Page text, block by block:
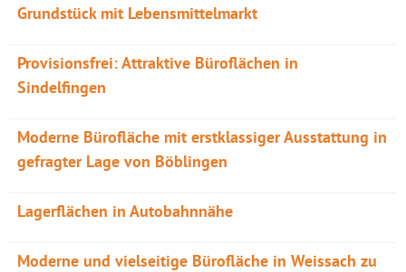
Grundstück mit Lebensmittelmarkt
Provisionsfrei: Attraktive Büroflächen in
Sindelfingen
Moderne Bürofläche mit erstklassiger Ausstattung in
gefragter Lage von Böblingen
Lagerflächen in Autobahnnähe
Moderne und vielseitige Bürofläche in Weissach zu